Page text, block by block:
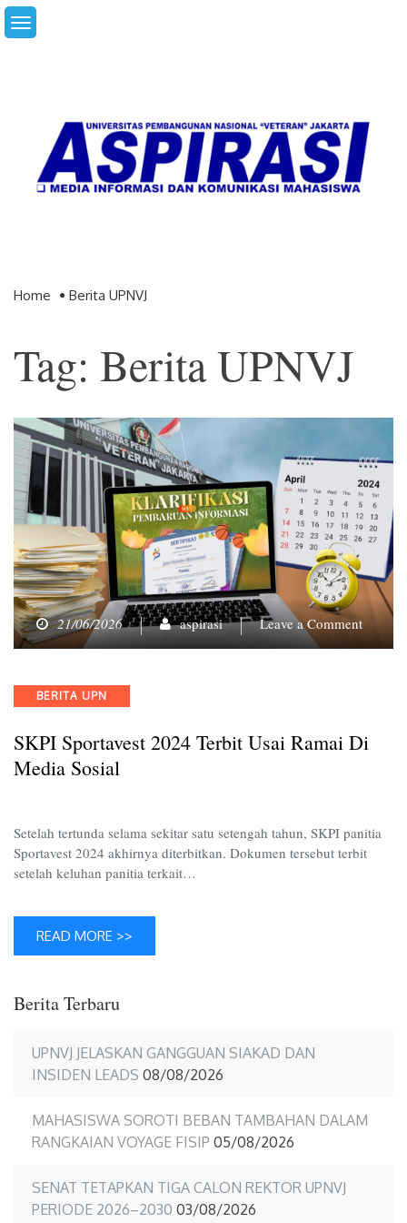
Skip
to
Home Berita UPNVJ
Tag: Berita UPNVJ
21/06/2026 aspirasi Leave a Commenton
SKPI
Ramai
Categories
BERITA UPN
SKPI Sportavest 2024 Terbit Usai Ramai Di
Media Sosial
Setelah tertunda selama sekitar satu setengah tahun, SKPI panitia
Sportavest 2024 akhirnya diterbitkan. Dokumen tersebut terbit
setelah keluhan panitia terkait…
READ MORE >>
Berita Terbaru
UPNVJ JELASKAN GANGGUAN SIAKAD DAN
INSIDEN LEADS 08/08/2026
MAHASISWA SOROTI BEBAN TAMBAHAN DALAM
RANGKAIAN VOYAGE FISIP 05/08/2026
SENAT TETAPKAN TIGA CALON REKTOR UPNVJ
PERIODE 2026–2030 03/08/2026